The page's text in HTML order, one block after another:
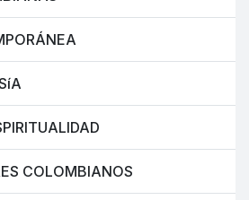
COLOMBIANOS